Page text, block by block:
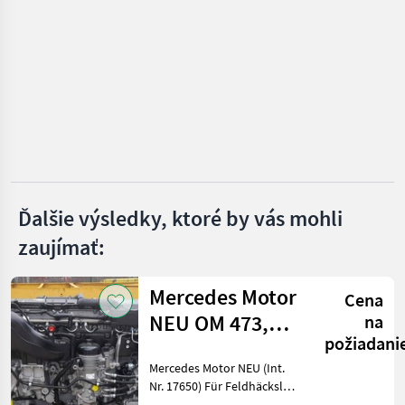
Same
Lindner
Zobraziť
všetkých
21
MARKETPLACE
Marketplace
Ponuky
Drobné
Ďalšie výsledky, ktoré by vás mohli
zaujímať:
Mercedes Motor
NEU OM 473,
471, 4
Cena
na
Mercedes Motor NEU (Int.
Nr. 17650) Für Feldhäcksler,